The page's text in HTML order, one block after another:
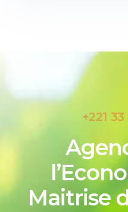
+221
Maitrise